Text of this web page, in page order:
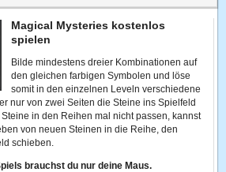
Magical Mysteries kostenlos
spielen
Bilde mindestens dreier Kombinationen auf
den gleichen farbigen Symbolen und löse
somit in den einzelnen Leveln verschiedene
nur von zwei Seiten die Steine ins Spielfeld
in den Reihen mal nicht passen, kannst
von neuen Steinen in die Reihe, den
schieben.
brauchst du nur deine Maus.